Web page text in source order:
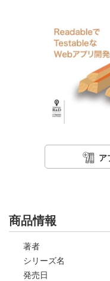
ア
商品情報
著者
シリーズ名
発売日